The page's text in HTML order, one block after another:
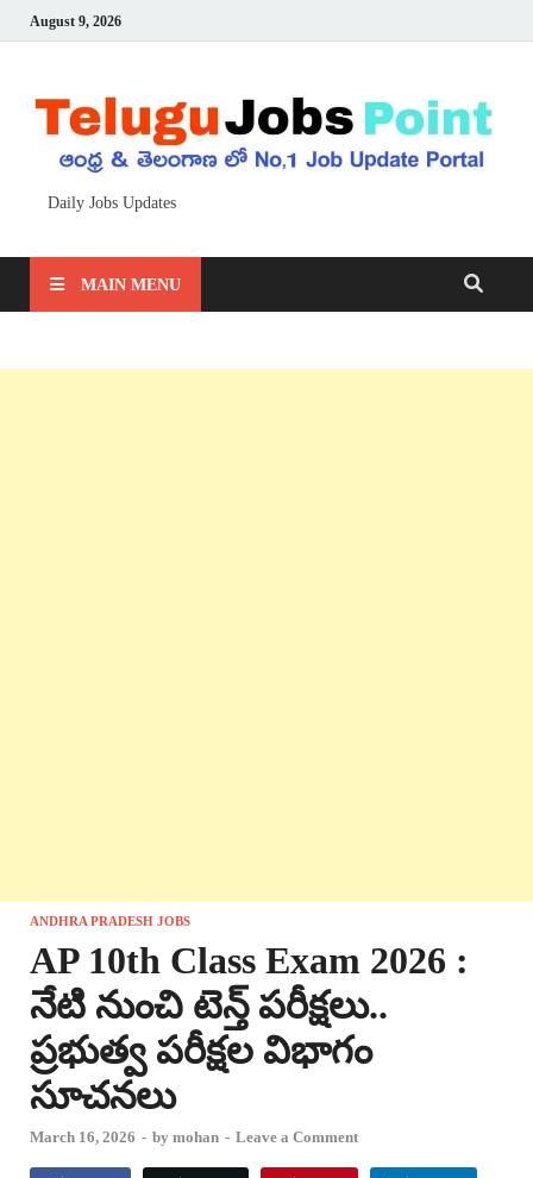
August 9, 2026
Daily Jobs Updates
MAIN MENU
ANDHRA PRADESH JOBS
AP 10th Class Exam 2026 :
నేటి నుంచి టెన్త్ పరీక్షలు..
ప్రభుత్వ పరీక్షల విభాగం
సూచనలు
March 16, 2026 - by mohan - Leave a Comment